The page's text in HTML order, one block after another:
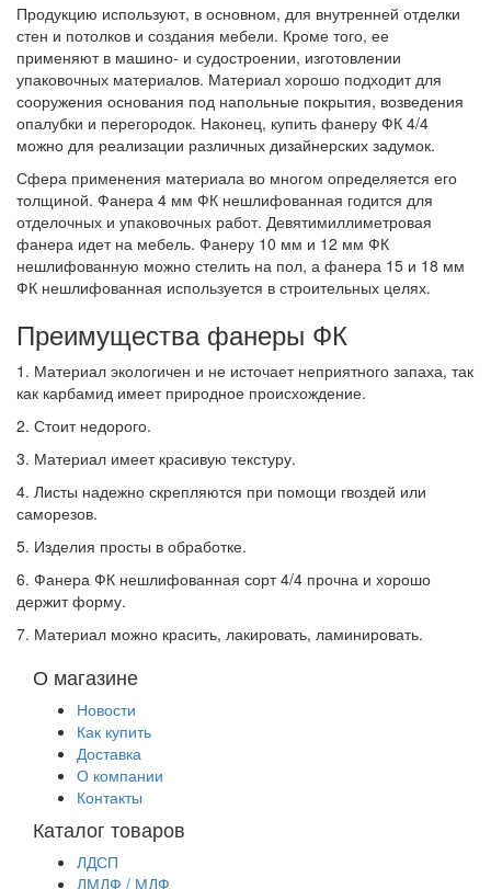
Продукцию используют, в основном, для внутренней отделки
стен и потолков и создания мебели. Кроме того, ее
применяют в машино- и судостроении, изготовлении
упаковочных материалов. Материал хорошо подходит для
сооружения основания под напольные покрытия, возведения
опалубки и перегородок. Наконец, купить фанеру ФК 4/4
можно для реализации различных дизайнерских задумок.
Сфера применения материала во многом определяется его
толщиной. Фанера 4 мм ФК нешлифованная годится для
отделочных и упаковочных работ. Девятимиллиметровая
фанера идет на мебель. Фанеру 10 мм и 12 мм ФК
нешлифованную можно стелить на пол, а фанера 15 и 18 мм
ФК нешлифованная используется в строительных целях.
Преимущества фанеры ФК
1. Материал экологичен и не источает неприятного запаха, так
как карбамид имеет природное происхождение.
2. Стоит недорого.
3. Материал имеет красивую текстуру.
4. Листы надежно скрепляются при помощи гвоздей или
саморезов.
5. Изделия просты в обработке.
6. Фанера ФК нешлифованная сорт 4/4 прочна и хорошо
держит форму.
7. Материал можно красить, лакировать, ламинировать.
О магазине
Новости
Как купить
Доставка
О компании
Контакты
Каталог товаров
ЛДСП
ЛМДФ / МДФ